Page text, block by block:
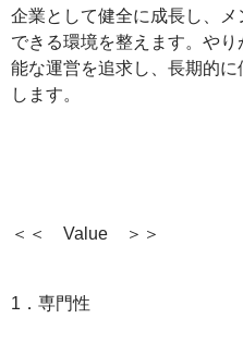
企業として健全に成長し、
できる環境を整えます。や
能な運営を追求し、長期的
します。
＜＜　Value　＞＞
1．専門性